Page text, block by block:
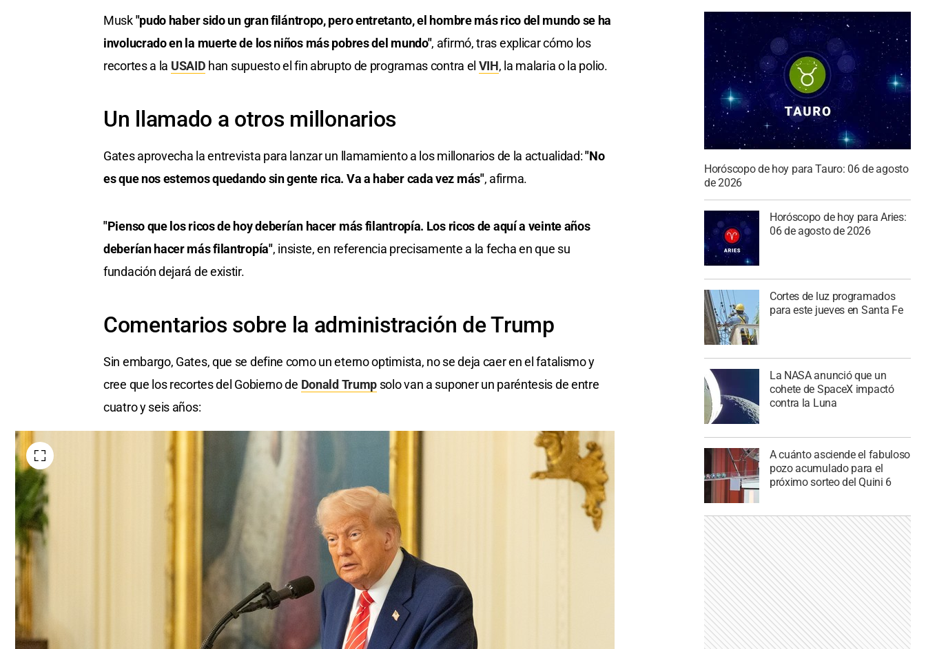
Musk"pudo haber sido un gran filántropo, pero entretanto, el hombre más rico del mundo se ha
involucrado en la muerte de los niños más pobres del mundo", afirmó, tras explicar cómo los
recortes a la USAID han supuesto el fin abrupto de programas contra el VIH, la malaria o la polio.
Un llamado a otros millonarios
Gates aprovecha la entrevista para lanzar un llamamiento a los millonarios de la actualidad:"No
es que nos estemos quedando sin gente rica. Va a haber cada vez más", afirma.
"Pienso que los ricos de hoy deberían hacer más filantropía. Los ricos de aquí a veinte años
deberían hacer más filantropía", insiste, en referencia precisamente a la fecha en que su
fundación dejará de existir.
Comentarios sobre la administración de Trump
Sin embargo, Gates, que se define como un eterno optimista, no se deja caer en el fatalismo y
cree que los recortes del Gobierno de Donald Trump solo van a suponer un paréntesis de entre
cuatro y seis años:
Horóscopo de hoy para Tauro: 06 de agosto
de 2026
Horóscopo de hoy para Aries:
06 de agosto de 2026
Cortes de luz programados
para este jueves en Santa Fe
La NASA anunció que un
cohete de SpaceX impactó
contra la Luna
A cuánto asciende el fabuloso
pozo acumulado para el
próximo sorteo del Quini 6